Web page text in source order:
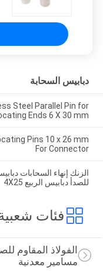
دبابيس السحابة
Steel Parallel Pin for
Ends 6 X 30 mm
Pins 10 x 26 mm
For Connector
للصدأ دبابيس الربيع 4X25
فئات
الفولاذ المقاوم
مسامير معدنية